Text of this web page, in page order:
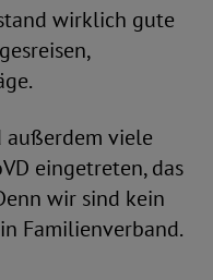
wirklich gute
viele
eingetreten, das
wir sind kein
Familienverband.